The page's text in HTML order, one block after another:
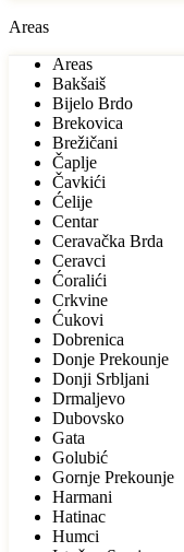
Areas
Areas
Bakšaiš
Bijelo Brdo
Brekovica
Brežičani
Čaplje
Čavkići
Ćelije
Centar
Ceravačka Brda
Ceravci
Ćoralići
Crkvine
Ćukovi
Dobrenica
Donje Prekounje
Donji Srbljani
Drmaljevo
Dubovsko
Gata
Golubić
Gornje Prekounje
Harmani
Hatinac
Humci